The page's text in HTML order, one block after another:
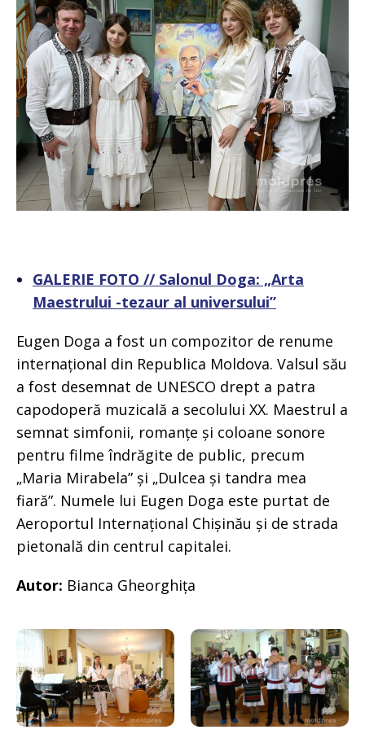
GALERIE FOTO // Salonul Doga: „Arta
Maestrului -tezaur al universului”
Eugen Doga a fost un compozitor de renume
internațional din Republica Moldova. Valsul său
a fost desemnat de UNESCO drept a patra
capodoperă muzicală a secolului XX. Maestrul a
semnat simfonii, romanțe și coloane sonore
pentru filme îndrăgite de public, precum
„Maria Mirabela” și „Dulcea și tandra mea
fiară”. Numele lui Eugen Doga este purtat de
Aeroportul Internațional Chișinău și de strada
pietonală din centrul capitalei.
Autor: Bianca Gheorghița